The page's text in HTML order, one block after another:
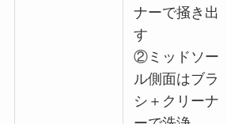
ナーで掻き出
す
②ミッドソー
ル側面はブラ
シ＋クリーナ